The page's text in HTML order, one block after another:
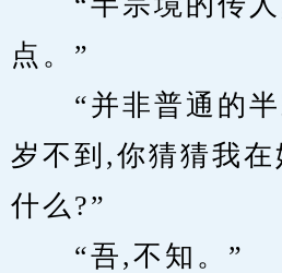
点。”
“并非普通的半
岁不到,你猜猜我在
什么?”
“吾,不知。”